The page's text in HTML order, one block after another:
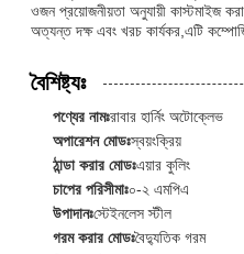
ওজন প্রয়োজনীয়তা অনুযায়ী কাস্টমাইজ
অত্যন্ত দক্ষ এবং খরচ কার্যকর,এটি
বৈশিষ্ট্যঃ
পণ্যের নামঃরাবার হার্নিং অটোক্লেভ
অপারেশন মোডঃস্বয়ংক্রিয়
ঠান্ডা করার মোডঃএয়ার কুলিং
চাপের পরিসীমাঃ০-২ এমপিএ
উপাদানঃস্টেইনলেস স্টীল
গরম করার মোডঃবৈদ্যুতিক গরম